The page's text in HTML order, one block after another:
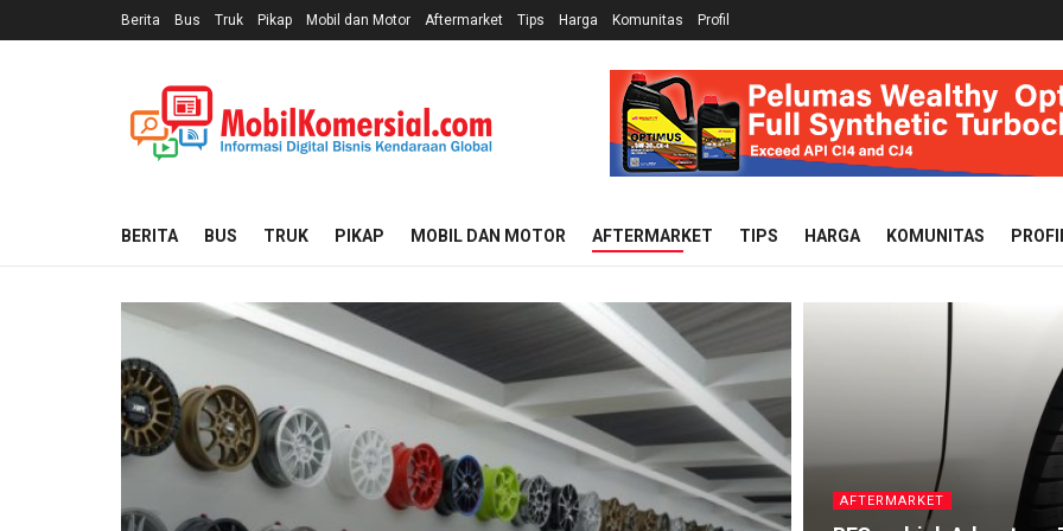
Berita Bus Truk Pikap Mobil dan Motor Aftermarket Tips Harga Komunitas Profil
BERITA BUS TRUK PIKAP MOBIL DAN MOTOR AFTERMARKET TIPS HARGA KOMUNITAS
AFTERMARKET